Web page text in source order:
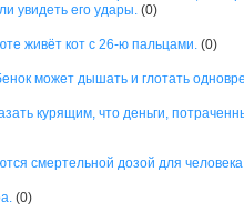
увидеть его удары. (0)
живёт кот с 26-ю пальцами. (0)
может дышать и глотать
курящим, что деньги,
смертельной дозой для
(0)